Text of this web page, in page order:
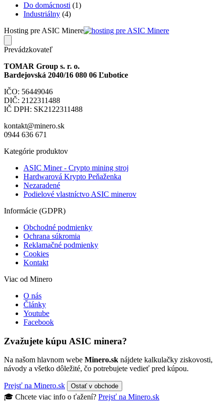
Do domácnosti (1)
Industriálny (4)
Hosting pre ASIC Minere
Prevádzkovateľ
TOMAR Group s. r. o.
Bardejovská 2040/16 080 06 Ľubotice
IČO: 56449046
DIČ: 2122311488
IČ DPH: SK2122311488
kontakt@minero.sk
0944 636 671
Kategórie produktov
ASIC Miner - Crypto mining stroj
Hardwarová Krypto Peňaženka
Nezaradené
Podielové vlastníctvo ASIC minerov
Informácie (GDPR)
Obchodné podmienky
Ochrana súkromia
Reklamačné podmienky
Cookies
Kontakt
Viac od Minero
O nás
Články
Youtube
Facebook
Zvažujete kúpu ASIC minera?
Na našom hlavnom webe Minero.sk nájdete kalkulačky ziskovosti,
návody a všetko dôležité, čo potrebujete vedieť pred kúpou.
Prejsť na Minero.sk Ostať v obchode
🎓 Chcete viac info o ťažení? Prejsť na Minero.sk